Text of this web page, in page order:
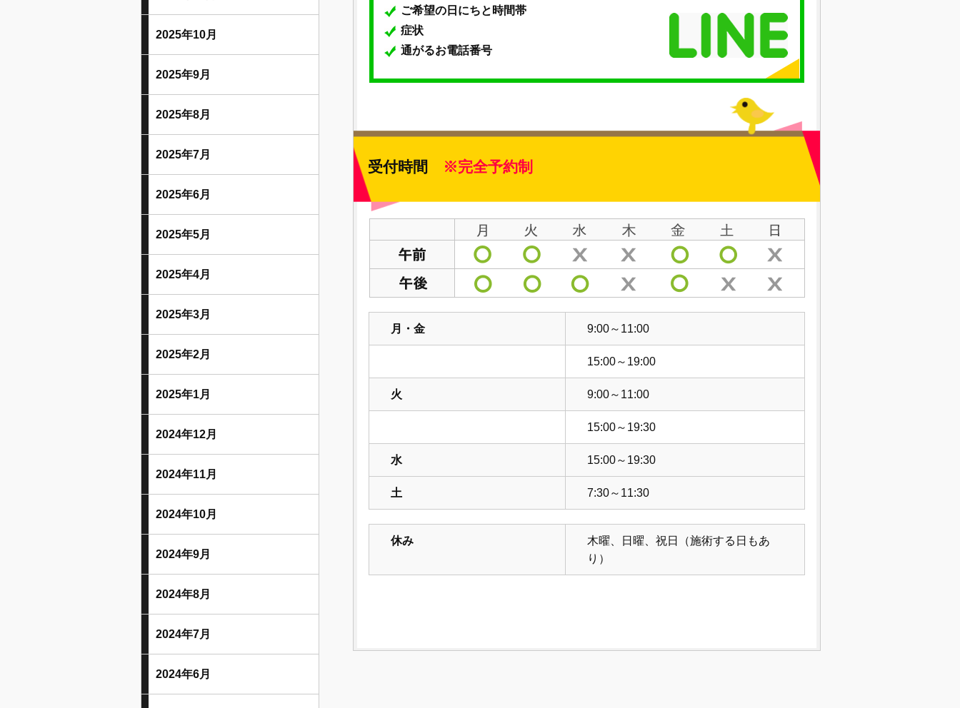
ご希望の日にちと時間帯
症状
通がるお電話番号
受付時間 ※完全予約制
月・金 9:00～11:00
15:00～19:00
火 9:00～11:00
15:00～19:30
水 15:00～19:30
土 7:30～11:30
休み
木曜、日曜、祝日（施術する日もあ
り）
2025年10月
2025年9月
2025年8月
2025年7月
2025年6月
2025年5月
2025年4月
2025年3月
2025年2月
2025年1月
2024年12月
2024年11月
2024年10月
2024年9月
2024年8月
2024年7月
2024年6月